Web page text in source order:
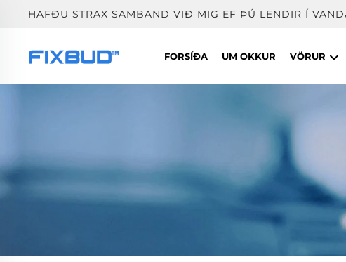
HAFÐU STRAX SAMBAND VIÐ MIG EF ÞÚ LENDIR Í
FORSÍÐA UM OKKUR VÖRUR